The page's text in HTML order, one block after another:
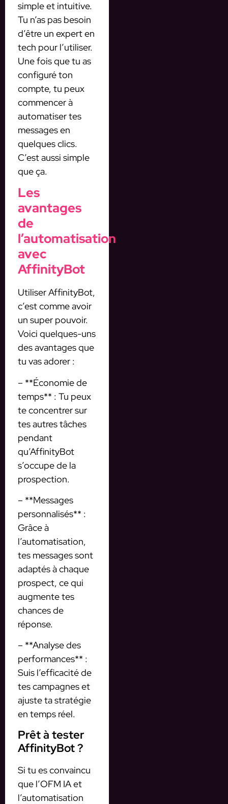
simple et intuitive.
Tu n’as pas besoin
d’être un expert en
tech pour l’utiliser.
Une fois que tu as
configuré ton
compte, tu peux
commencer à
automatiser tes
messages en
quelques clics.
C’est aussi simple
que ça.
Les
avantages
de
l’automatisation
avec
AffinityBot
Utiliser AffinityBot,
c’est comme avoir
un super pouvoir.
Voici quelques-uns
des avantages que
tu vas adorer :
– **Économie de
temps** : Tu peux
te concentrer sur
tes autres tâches
pendant
qu’AffinityBot
s’occupe de la
prospection.
– **Messages
personnalisés** :
Grâce à
l’automatisation,
tes messages sont
adaptés à chaque
prospect, ce qui
augmente tes
chances de
réponse.
– **Analyse des
performances** :
Suis l’efficacité de
tes campagnes et
ajuste ta stratégie
en temps réel.
Prêt à tester
AffinityBot ?
Si tu es convaincu
que l’OFM IA et
l’automatisation